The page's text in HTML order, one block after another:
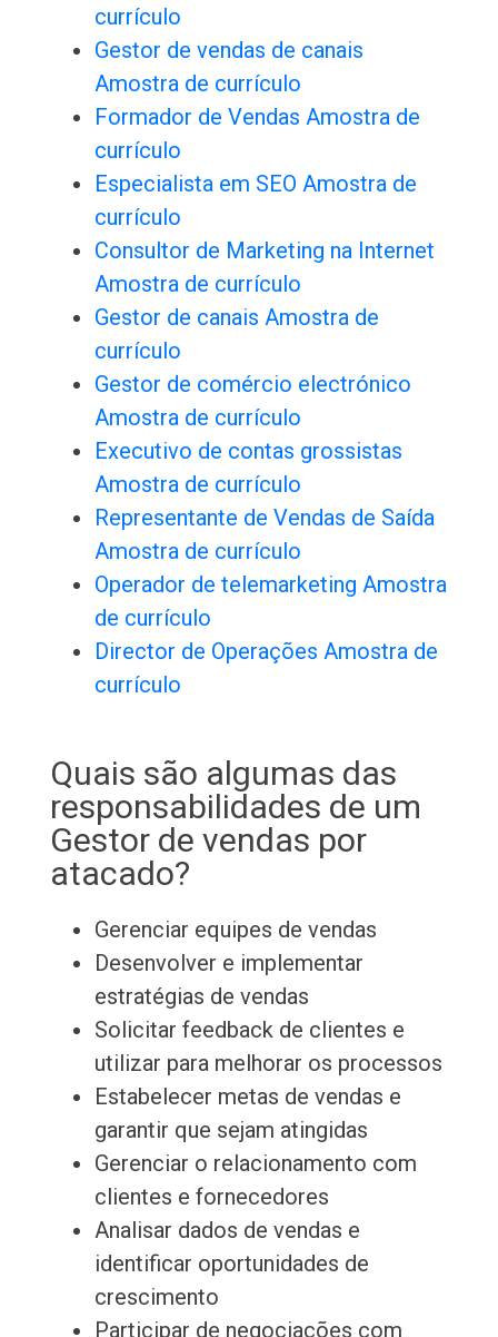
currículo
Gestor de vendas de canais
Amostra de currículo
Formador de Vendas Amostra de
currículo
Especialista em SEO Amostra de
currículo
Consultor de Marketing na Internet
Amostra de currículo
Gestor de canais Amostra de
currículo
Gestor de comércio electrónico
Amostra de currículo
Executivo de contas grossistas
Amostra de currículo
Representante de Vendas de Saída
Amostra de currículo
Operador de telemarketing Amostra
de currículo
Director de Operações Amostra de
currículo
Quais são algumas das
responsabilidades de um
Gestor de vendas por
atacado?
Gerenciar equipes de vendas
Desenvolver e implementar
estratégias de vendas
Solicitar feedback de clientes e
utilizar para melhorar os processos
Estabelecer metas de vendas e
garantir que sejam atingidas
Gerenciar o relacionamento com
clientes e fornecedores
Analisar dados de vendas e
identificar oportunidades de
crescimento
Participar de negociações com